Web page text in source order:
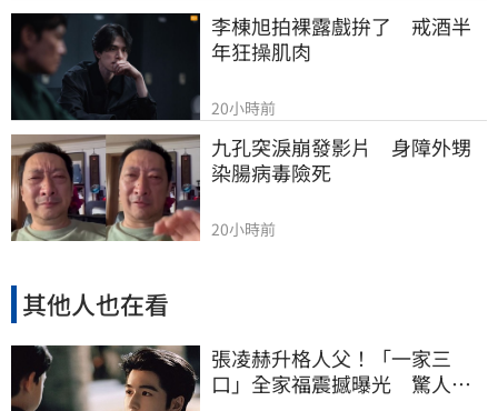
李棟旭拍裸露戲拚了　戒酒半
年狂操肌肉
20小時前
九孔突淚崩發影片　身障外甥
染腸病毒險死
20小時前
其他人也在看
張凌赫升格人父！「一家三
口」全家福震撼曝光 驚人反